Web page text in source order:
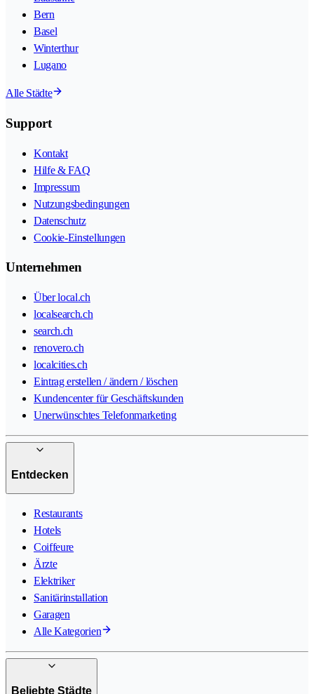
Bern
Basel
Winterthur
Lugano
Alle Städte
Support
Kontakt
Hilfe & FAQ
Impressum
Nutzungsbedingungen
Datenschutz
Cookie-Einstellungen
Unternehmen
Über local.ch
localsearch.ch
search.ch
renovero.ch
localcities.ch
Eintrag erstellen / ändern / löschen
Kundencenter für Geschäftskunden
Unerwünschtes Telefonmarketing
Entdecken
Restaurants
Hotels
Coiffeure
Ärzte
Elektriker
Sanitärinstallation
Garagen
Alle Kategorien
Beliebte Städte